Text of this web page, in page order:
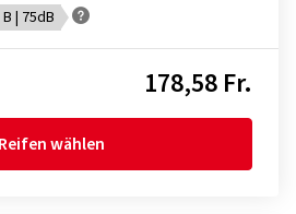
B | 75dB
178,58 Fr.
Reifen wählen